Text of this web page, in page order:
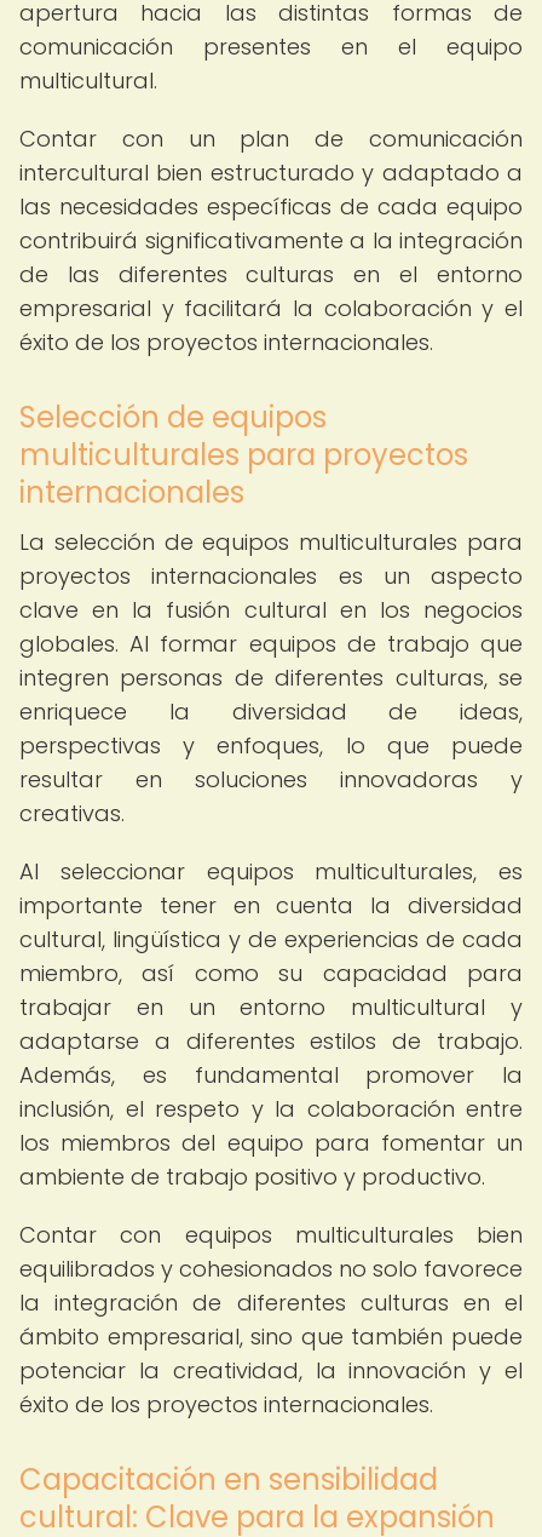
apertura hacia las distintas formas de
comunicación presentes en el equipo
multicultural.
Contar con un plan de comunicación
intercultural bien estructurado y adaptado a
las necesidades específicas de cada equipo
contribuirá significativamente a la integración
de las diferentes culturas en el entorno
empresarial y facilitará la colaboración y el
éxito de los proyectos internacionales.
Selección de equipos
multiculturales para proyectos
internacionales
La selección de equipos multiculturales para
proyectos internacionales es un aspecto
clave en la fusión cultural en los negocios
globales. Al formar equipos de trabajo que
integren personas de diferentes culturas, se
enriquece la diversidad de ideas,
perspectivas y enfoques, lo que puede
resultar en soluciones innovadoras y
creativas.
Al seleccionar equipos multiculturales, es
importante tener en cuenta la diversidad
cultural, lingüística y de experiencias de cada
miembro, así como su capacidad para
trabajar en un entorno multicultural y
adaptarse a diferentes estilos de trabajo.
Además, es fundamental promover la
inclusión, el respeto y la colaboración entre
los miembros del equipo para fomentar un
ambiente de trabajo positivo y productivo.
Contar con equipos multiculturales bien
equilibrados y cohesionados no solo favorece
la integración de diferentes culturas en el
ámbito empresarial, sino que también puede
potenciar la creatividad, la innovación y el
éxito de los proyectos internacionales.
Capacitación en sensibilidad
cultural: Clave para la expansión